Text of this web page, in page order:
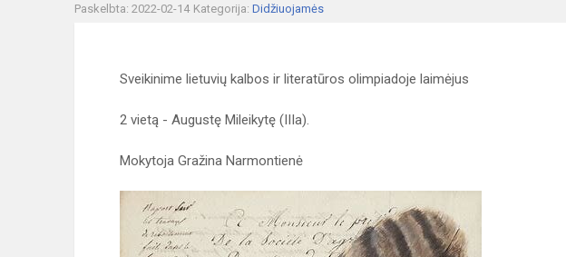
Paskelbta: 2022-02-14 Kategorija: Didžiuojamės
Sveikinime lietuvių kalbos ir literatūros olimpiadoje laimėjus
2 vietą - Augustę Mileikytę (IIIa).
Mokytoja Gražina Narmontienė